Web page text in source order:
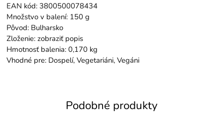
EAN kód: 3800500078434
Množstvo v balení: 150 g
Pôvod: Bulharsko
Zloženie: zobraziť popis
Hmotnosť balenia: 0,170 kg
Vhodné pre: Dospelí, Vegetariáni, Vegáni
Podobné produkty